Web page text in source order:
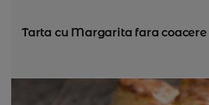
Tarta cu Margarita fara coacere